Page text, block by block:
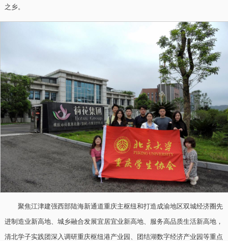
之乡。
聚焦江津建强西部陆海新通道重庆主枢纽和打造成渝地区双城经济圈先
进制造业新高地、城乡融合发展宜居宜业新高地、服务高品质生活新高地，
清北学子实践团深入调研重庆枢纽港产业园、团结湖数字经济产业园等重点